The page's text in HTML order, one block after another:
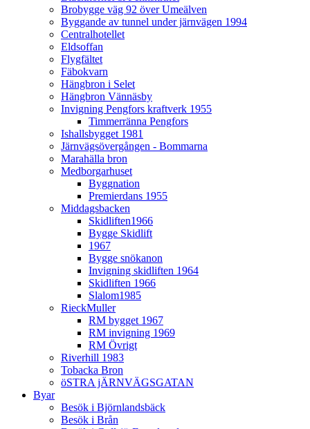
Brobygge väg 92 över Umeälven
Byggande av tunnel under järnvägen 1994
Centralhotellet
Eldsoffan
Flygfältet
Fäbokvarn
Hängbron i Selet
Hängbron Vännäsby
Invigning Pengfors kraftverk 1955
Timmerränna Pengfors
Ishallsbygget 1981
Järnvägsövergången - Bommarna
Marahälla bron
Medborgarhuset
Byggnation
Premierdans 1955
Middagsbacken
Skidliften1966
Bygge Skidlift
1967
Bygge snökanon
Invigning skidliften 1964
Skidliften 1966
Slalom1985
RieckMuller
RM bygget 1967
RM invigning 1969
RM Övrigt
Riverhill 1983
Tobacka Bron
öSTRA jÄRNVÄGSGATAN
Byar
Besök i Björnlandsbäck
Besök i Brån